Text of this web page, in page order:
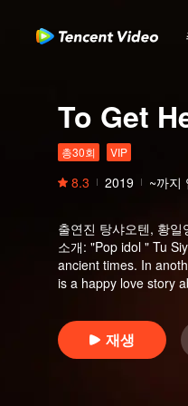
To Get
총30회 VIP
8.3 2019 ~까지
출연진 탕샤오텐, 황일
소개: "Pop idol " Tu
ancient times. In
is a happy love story
재생